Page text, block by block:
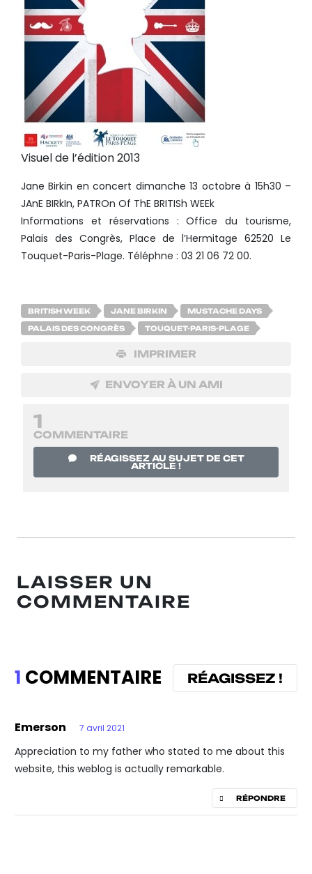
Visuel de l’édition 2013
Jane Birkin en concert dimanche 13 octobre à 15h30 –
JAnE BIRkIn, PATROn Of ThE BRITISh WEEk
Informations et réservations : Office du tourisme,
Palais des Congrès, Place de l’Hermitage 62520 Le
Touquet-Paris-Plage. Téléphne : 03 21 06 72 00.
BRITISH WEEK JANE BIRKIN MUSTACHE DAYS
PALAIS DES CONGRÈS TOUQUET-PARIS-PLAGE
IMPRIMER
ENVOYER À UN AMI
1
COMMENTAIRE
RÉAGISSEZ AU SUJET DE CET
ARTICLE !
LAISSER UN
COMMENTAIRE
1 COMMENTAIRE RÉAGISSEZ !
Emerson 7 avril 2021
Appreciation to my father who stated to me about this
website, this weblog is actually remarkable.
RÉPONDRE